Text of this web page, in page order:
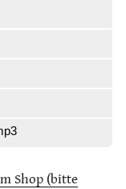
Shop (bitte